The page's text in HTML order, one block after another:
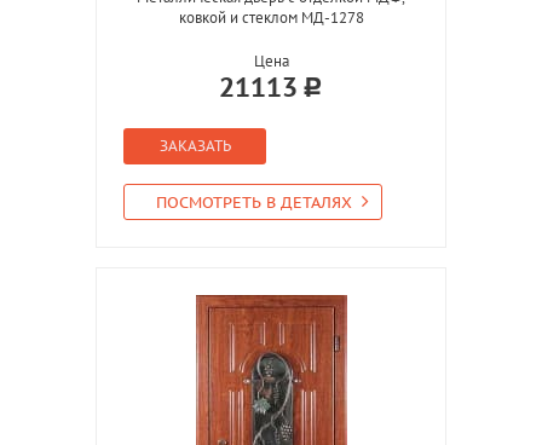
ковкой и стеклом МД-1278
Цена
21113
ЗАКАЗАТЬ
ПОСМОТРЕТЬ В ДЕТАЛЯХ